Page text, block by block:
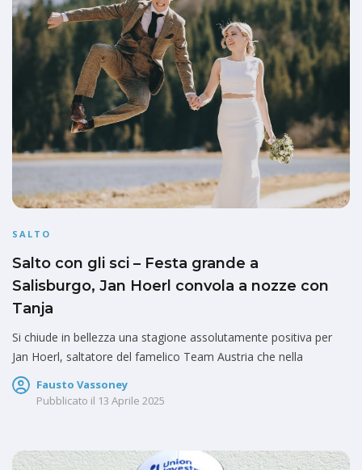
SALTO
Salto con gli sci – Festa grande a
Salisburgo, Jan Hoerl convola a nozze con
Tanja
Si chiude in bellezza una stagione assolutamente positiva per
Jan Hoerl, saltatore del famelico Team Austria che nella
Fausto Vassoney
Pubblicato il 13 Aprile 2025